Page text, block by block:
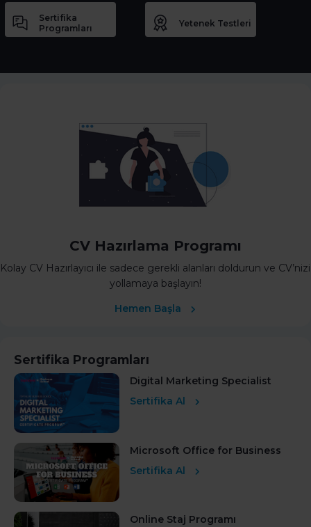
Sertifika
Programları
Yetenek Testleri
CV Hazırlama Programı
Kolay CV Hazırlayıcı ile sadece gerekli alanları doldurun ve CV’nizi
yollamaya başlayın!
Hemen Başla
Sertifika Programları
Digital Marketing Specialist
Sertifika Al
Microsoft Office for Business
Sertifika Al
Online Staj Programı